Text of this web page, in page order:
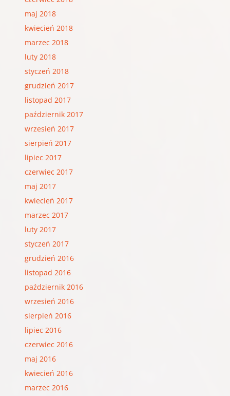
maj 2018
kwiecień 2018
marzec 2018
luty 2018
styczeń 2018
grudzień 2017
listopad 2017
październik 2017
wrzesień 2017
sierpień 2017
lipiec 2017
czerwiec 2017
maj 2017
kwiecień 2017
marzec 2017
luty 2017
styczeń 2017
grudzień 2016
listopad 2016
październik 2016
wrzesień 2016
sierpień 2016
lipiec 2016
czerwiec 2016
maj 2016
kwiecień 2016
marzec 2016